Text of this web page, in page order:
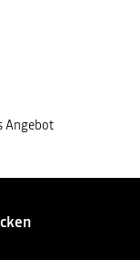
Angebot